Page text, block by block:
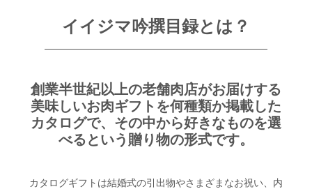
ご注文ガイド
配送・送料
食べ方からから探す
すき焼き
しゃぶしゃぶ
イイジマ吟撰目録とは？
創業半世紀以上の老舗肉店がお届けする
美味しいお肉ギフトを何種類か掲載した
カタログで、その中から好きなものを選
べるという贈り物の形式です。
カタログギフトは結婚式の引出物やさまざまなお祝い、内